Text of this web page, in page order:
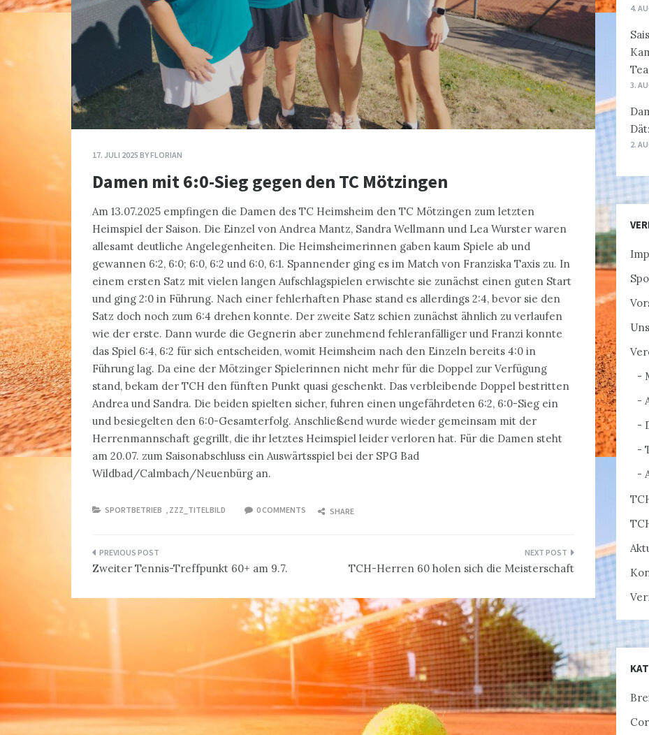
17. JULI 2025 BYFLORIAN
Damen mit 6:0-Sieg gegen den TC Mötzingen
Am 13.07.2025 empfingen die Damen des TC Heimsheim den TC Mötzingen zum letzten
Heimspiel der Saison. Die Einzel von Andrea Mantz, Sandra Wellmann und Lea Wurster waren
allesamt deutliche Angelegenheiten. Die Heimsheimerinnen gaben kaum Spiele ab und
gewannen 6:2, 6:0; 6:0, 6:2 und 6:0, 6:1. Spannender ging es im Match von Franziska Taxis zu. In
einem ersten Satz mit vielen langen Aufschlagspielen erwischte sie zunächst einen guten Start
und ging 2:0 in Führung. Nach einer fehlerhaften Phase stand es allerdings 2:4, bevor sie den
Satz doch noch zum 6:4 drehen konnte. Der zweite Satz schien zunächst ähnlich zu verlaufen
wie der erste. Dann wurde die Gegnerin aber zunehmend fehleranfälliger und Franzi konnte
das Spiel 6:4, 6:2 für sich entscheiden, womit Heimsheim nach den Einzeln bereits 4:0 in
Führung lag. Da eine der Mötzinger Spielerinnen nicht mehr für die Doppel zur Verfügung
stand, bekam der TCH den fünften Punkt quasi geschenkt. Das verbleibende Doppel bestritten
Andrea und Sandra. Die beiden spielten sicher, fuhren einen ungefährdeten 6:2, 6:0-Sieg ein
und besiegelten den 6:0-Gesamterfolg. Anschließend wurde wieder gemeinsam mit der
Herrenmannschaft gegrillt, die ihr letztes Heimspiel leider verloren hat. Für die Damen steht
am 20.07. zum Saisonabschluss ein Auswärtsspiel bei der SPG Bad
Wildbad/Calmbach/Neuenbürg an.
SPORTBETRIEB , ZZZ_TITELBILD 0 COMMENTS SHARE
Beitragsnavigation
Zweiter Tennis-Treffpunkt 60+ am 9.7. TCH-Herren 60 holen sich die Meisterschaft
4.
3.
2.